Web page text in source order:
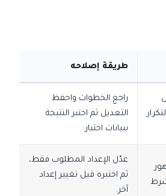
طريقة إصلاحه
راجع الخطوات واحفظ
التعديل ثم اختبر النتيجة
ببيانات اختبار.
شرط
عدّل الإعداد المطلوب فقط،
ثم اختبره قبل تغيير إعداد
آخر.